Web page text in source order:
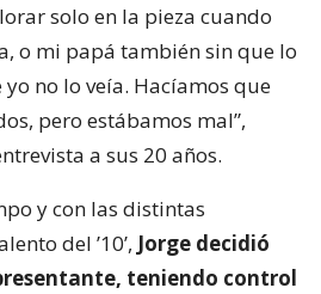
solo en la pieza cuando
o mi papá también sin que lo
no lo veía. Hacíamos que
pero estábamos mal”,
a sus 20 años.
y con las distintas
del ’10’, Jorge decidió
teniendo control